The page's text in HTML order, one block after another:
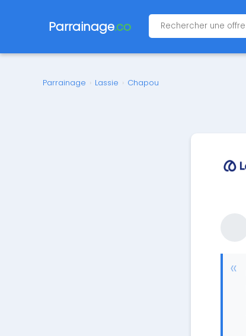
Parrainage.co
Parrainage › Lassie › Chapou